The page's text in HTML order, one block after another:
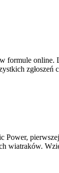
formule
zgłoszeń
wiatraków.